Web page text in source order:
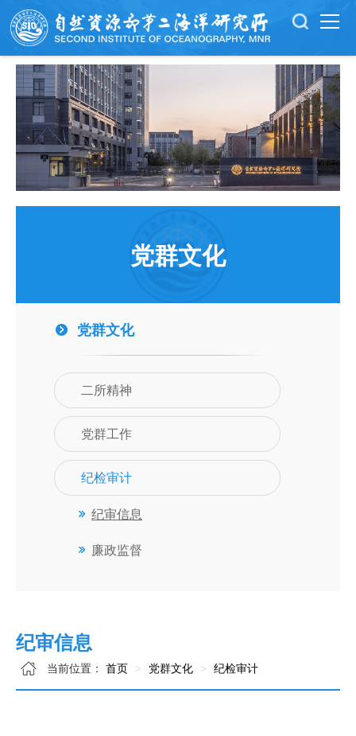
党群文化
党群文化
二所精神
党群工作
纪检审计
纪审信息
廉政监督
纪审信息
当前位置： 首页 党群文化 纪检审计